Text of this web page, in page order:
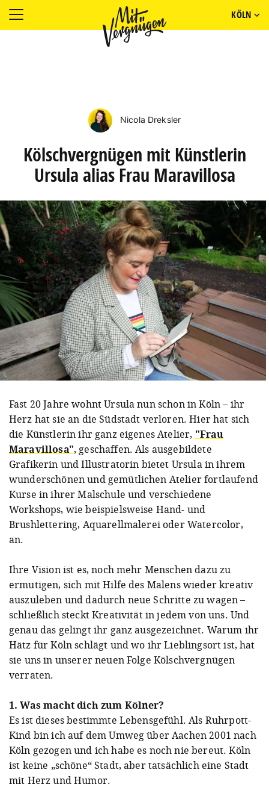
KÖLN
Nicola Dreksler
Kölschvergnügen mit Künstlerin
Ursula alias Frau Maravillosa
Fast 20 Jahre wohnt Ursula nun schon in Köln – ihr
Herz hat sie an die Südstadt verloren. Hier hat sich
die Künstlerin ihr ganz eigenes Atelier, "Frau
Maravillosa", geschaffen. Als ausgebildete
Grafikerin und Illustratorin bietet Ursula in ihrem
wunderschönen und gemütlichen Atelier fortlaufend
Kurse in ihrer Malschule und verschiedene
Workshops, wie beispielsweise Hand- und
Brushlettering, Aquarellmalerei oder Watercolor,
an.
Ihre Vision ist es, noch mehr Menschen dazu zu
ermutigen, sich mit Hilfe des Malens wieder kreativ
auszuleben und dadurch neue Schritte zu wagen –
schließlich steckt Kreativität in jedem von uns. Und
genau das gelingt ihr ganz ausgezeichnet. Warum ihr
Hätz für Köln schlägt und wo ihr Lieblingsort ist, hat
sie uns in unserer neuen Folge Kölschvergnügen
verraten.
1. Was macht dich zum Kölner?
Es ist dieses bestimmte Lebensgefühl. Als Ruhrpott-
Kind bin ich auf dem Umweg über Aachen 2001 nach
Köln gezogen und ich habe es noch nie bereut. Köln
ist keine „schöne“ Stadt, aber tatsächlich eine Stadt
mit Herz und Humor.